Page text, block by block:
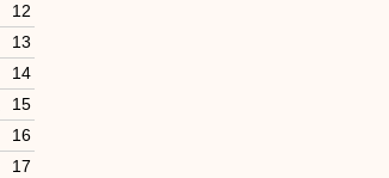
12
13
14
15
16
17